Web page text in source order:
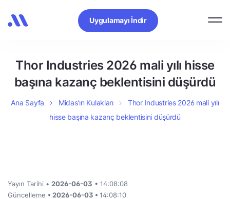
Uygulamayı İndir
Thor Industries 2026 mali yılı hisse
başına kazanç beklentisini düşürdü
Ana Sayfa Midas’ın Kulakları
Thor Industries 2026 mali yılı
hisse başına kazanç beklentisini düşürdü
Yayın Tarihi • 2026-06-03 • 14:08:08
Güncelleme • 2026-06-03 • 14:08:10